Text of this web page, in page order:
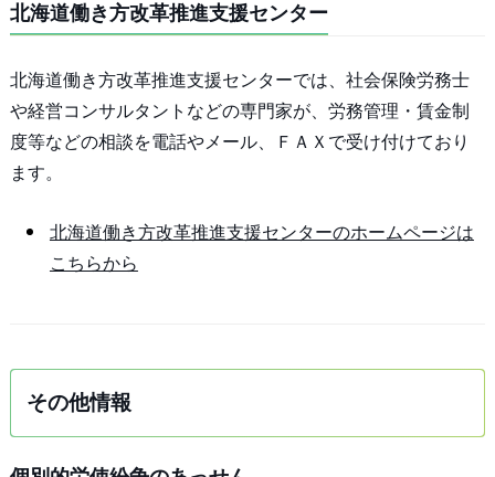
北海道働き方改革推進支援センター
北海道働き方改革推進支援センターでは、社会保険労務士
や経営コンサルタントなどの専門家が、労務管理・賃金制
度等などの相談を電話やメール、ＦＡＸで受け付けており
ます。
北海道働き方改革推進支援センターのホームページは
こちらから
その他情報